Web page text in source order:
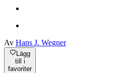
Av Hans J. Wegner
Lägg
till i
favoriter